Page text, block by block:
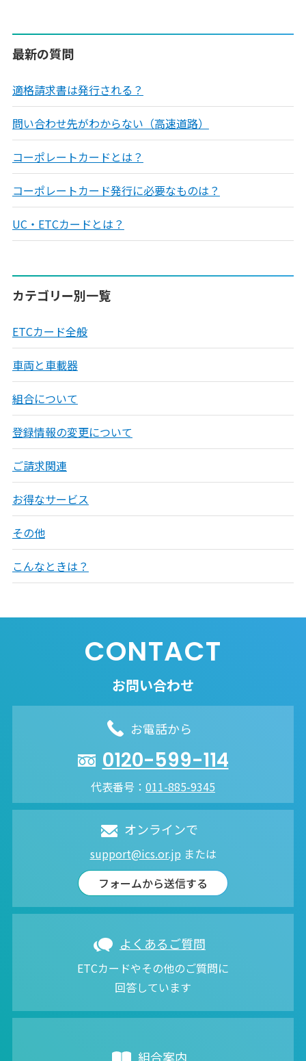
最新の質問
適格請求書は発行される？
問い合わせ先がわからない（高速道路）
コーポレートカードとは？
コーポレートカード発行に必要なものは？
UC・ETCカードとは？
カテゴリー別一覧
ETCカード全般
車両と車載器
組合について
登録情報の変更について
ご請求関連
お得なサービス
その他
こんなときは？
CONTACT
お問い合わせ
お電話から
0120-599-114
代表番号： 011-885-9345
オンラインで
support@ics.or.jp または
フォームから送信する
よくあるご質問
ETCカードやその他のご質問に
回答しています
組合案内